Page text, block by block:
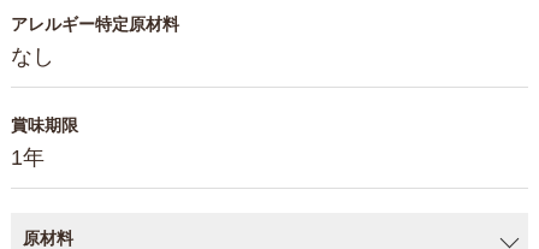
アレルギー特定原材料
なし
賞味期限
1年
原材料